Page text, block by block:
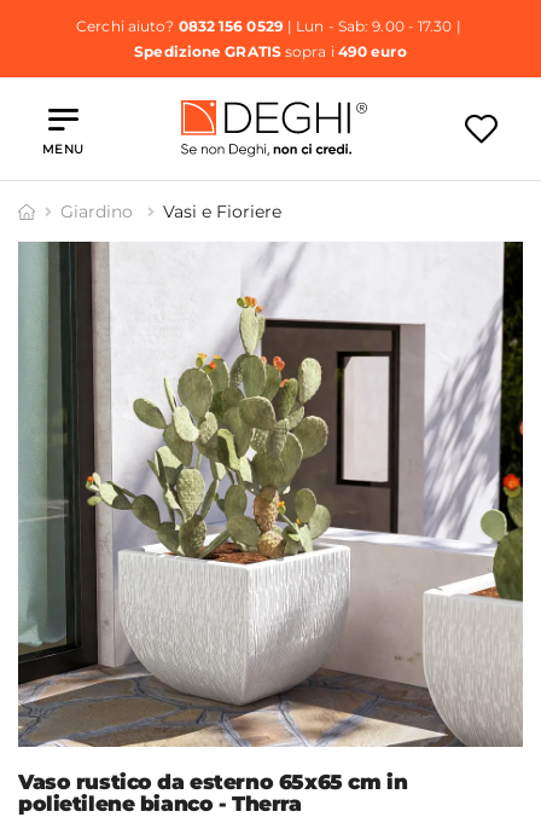
Cerchi aiuto? 0832 156 0529| Lun - Sab: 9.00 - 17.30 |
Spedizione GRATISsopra i 490 euro
MENU
Giardino Vasi e Fioriere
Vaso rustico da esterno 65x65 cm in
polietilene bianco - Therra